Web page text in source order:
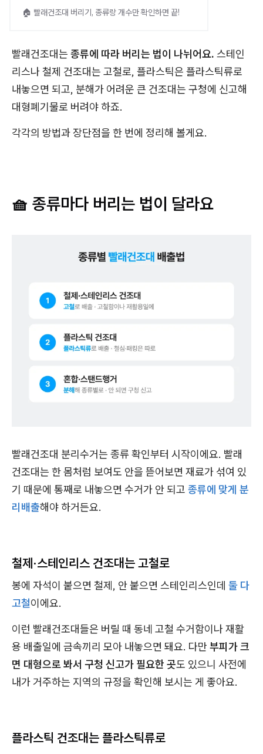
🏠 빨래건조대 버리기, 종류랑 개수만 확인하면 끝!
빨래건조대는 종류에 따라 버리는 법이 나뉘어요. 스테인
리스나 철제 건조대는 고철로, 플라스틱은 플라스틱류로
내놓으면 되고, 분해가 어려운 큰 건조대는 구청에 신고해
대형폐기물로 버려야 하죠.
각각의 방법과 장단점을 한 번에 정리해 볼게요.
🧺 종류마다 버리는 법이 달라요
빨래건조대 분리수거는 종류 확인부터 시작이에요. 빨래
건조대는 한 몸처럼 보여도 안을 뜯어보면 재료가 섞여 있
기 때문에 통째로 내놓으면 수거가 안 되고 종류에 맞게 분
리배출해야 하거든요.
철제·스테인리스 건조대는 고철로
봉에 자석이 붙으면 철제, 안 붙으면 스테인리스인데 둘 다
고철이에요.
이런 빨래건조대들은 버릴 때 동네 고철 수거함이나 재활
용 배출일에 금속끼리 모아 내놓으면 돼요. 다만 부피가 크
면 대형으로 봐서 구청 신고가 필요한 곳도 있으니 사전에
내가 거주하는 지역의 규정을 확인해 보시는 게 좋아요.
플라스틱 건조대는 플라스틱류로